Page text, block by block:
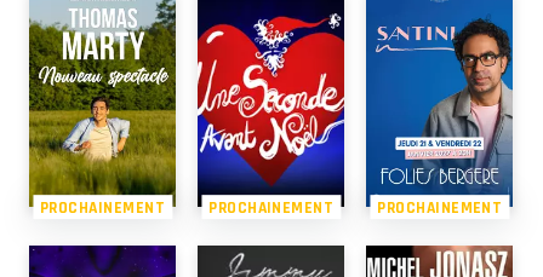
PROCHAINEMENT PROCHAINEMENT PROCHAINEMENT